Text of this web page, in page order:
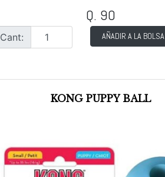
Q. 90
Cant: AÑADIR A LA BOLSA
KONG PUPPY BALL